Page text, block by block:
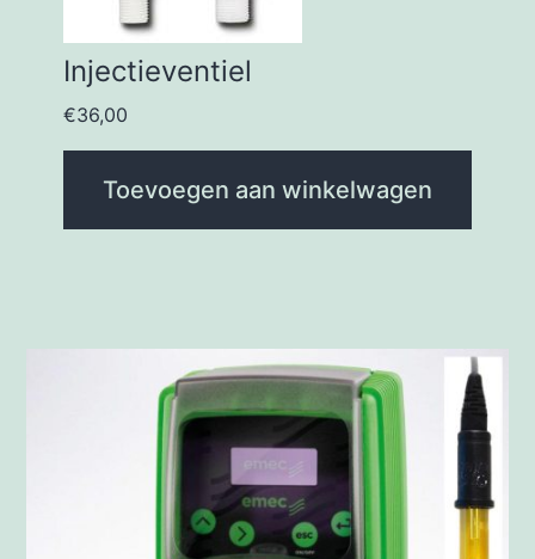
Injectieventiel
€36,00
Toevoegen aan winkelwagen